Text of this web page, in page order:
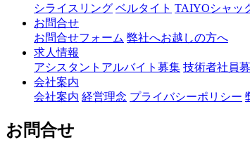
シライスリング ベルタイト TAIYOシャッ
お問合せ
お問合せフォーム 弊社へお越しの方へ
求人情報
アシスタントアルバイト募集 技術者社員
会社案内
会社案内 経営理念 プライバシーポリシー
お問合せ